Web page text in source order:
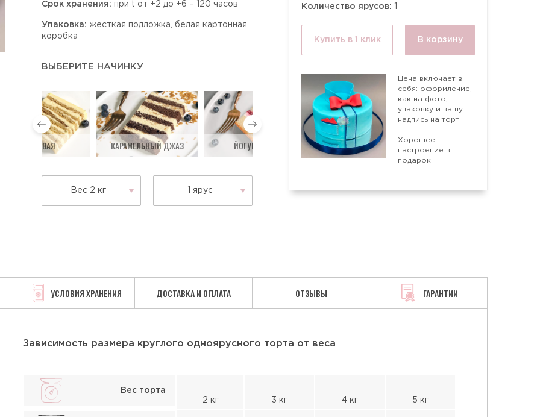
Срок хранения: при t от +2 до +6 – 120 часов
Упаковка: жесткая подложка, белая картонная
коробка
ВЫБЕРИТЕ НАЧИНКУ
МЕДОВАЯ КАРАМЕЛЬНЫЙ ДЖАЗ ЙОГУРТОВАЯ СМЕТАННАЯ
Вес 2 кг 1 ярус
Количество ярусов:
Купить в 1 клик В корзину
Цена включает в
себя: оформление,
как на фото,
упаковку и вашу
надпись на торт.
Хорошее
настроение в
подарок!
УСЛОВИЯ ХРАНЕНИЯ ДОСТАВКА И ОПЛАТА ОТЗЫВЫ ГАРАНТИИ
Зависимость размера круглого одноярусного торта от веса
Вес торта
2 кг
3 кг 4 кг 5 кг